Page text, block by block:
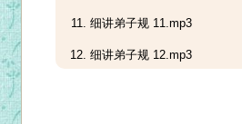
细讲弟子规 11.mp3
细讲弟子规 12.mp3